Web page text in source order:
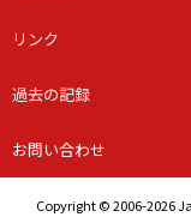
リンク
過去の記録
お問い合わせ
Copyright © 2006-2026